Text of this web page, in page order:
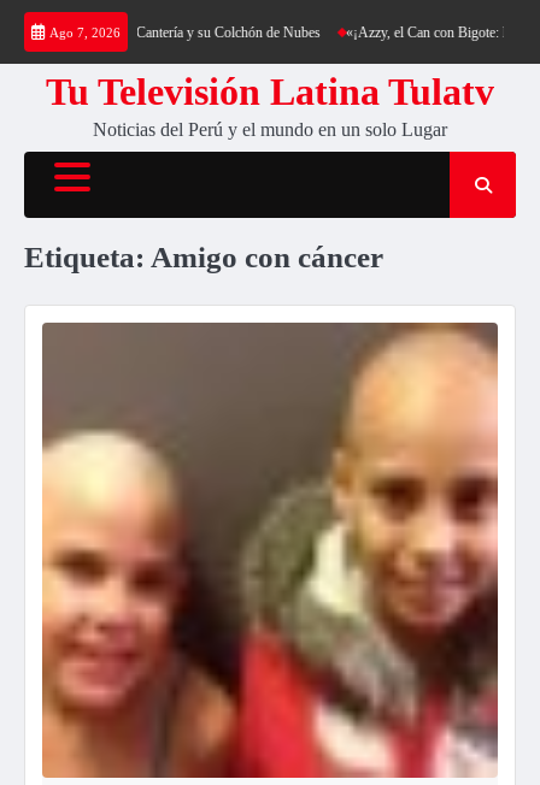
Saltar
contenido
Ago 7, 2026
Trekking al Cerro Cantería y su Colchón de Nubes «¡Azzy, el Can con Bigote: La
Tu Televisión Latina Tulatv
Noticias del Perú y el mundo en un solo Lugar
Etiqueta: Amigo con cáncer